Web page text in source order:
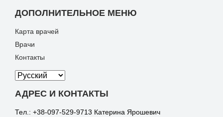
ДОПОЛНИТЕЛЬНОЕ МЕНЮ
Карта врачей
Врачи
Контакты
АДРЕС И КОНТАКТЫ
Тел.: +38-097-529-9713 Катерина Ярошевич